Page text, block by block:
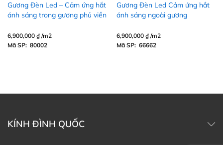
Gương Đèn Led – Cảm ứng hắt
ánh sáng trong gương phủ viền
6,900,000 ₫ /m2
Mã SP: 80002
Gương Đèn Led Cảm ứng hắt
ánh sáng ngoài gương
6,900,000 ₫ /m2
Mã SP: 66662
KÍNH ĐÌNH QUỐC